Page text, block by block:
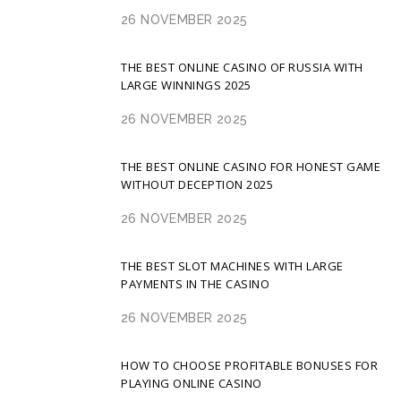
26 NOVEMBER 2025
THE BEST ONLINE CASINO OF RUSSIA WITH
LARGE WINNINGS 2025
26 NOVEMBER 2025
THE BEST ONLINE CASINO FOR HONEST GAME
WITHOUT DECEPTION 2025
26 NOVEMBER 2025
THE BEST SLOT MACHINES WITH LARGE
PAYMENTS IN THE CASINO
26 NOVEMBER 2025
HOW TO CHOOSE PROFITABLE BONUSES FOR
PLAYING ONLINE CASINO